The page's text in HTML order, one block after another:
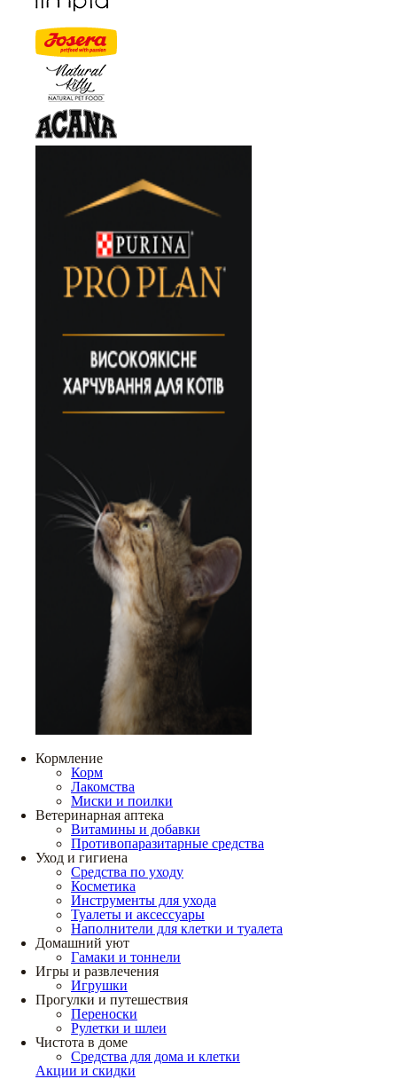
Кормление
Корм
Лакомства
Миски и поилки
Ветеринарная аптека
Витамины и добавки
Противопаразитарные средства
Уход и гигиена
Средства по уходу
Косметика
Инструменты для ухода
Туалеты и аксессуары
Наполнители для клетки и туалета
Домашний уют
Гамаки и тоннели
Игры и развлечения
Игрушки
Прогулки и путешествия
Переноски
Рулетки и шлеи
Чистота в доме
Средства для дома и клетки
Акции и скидки